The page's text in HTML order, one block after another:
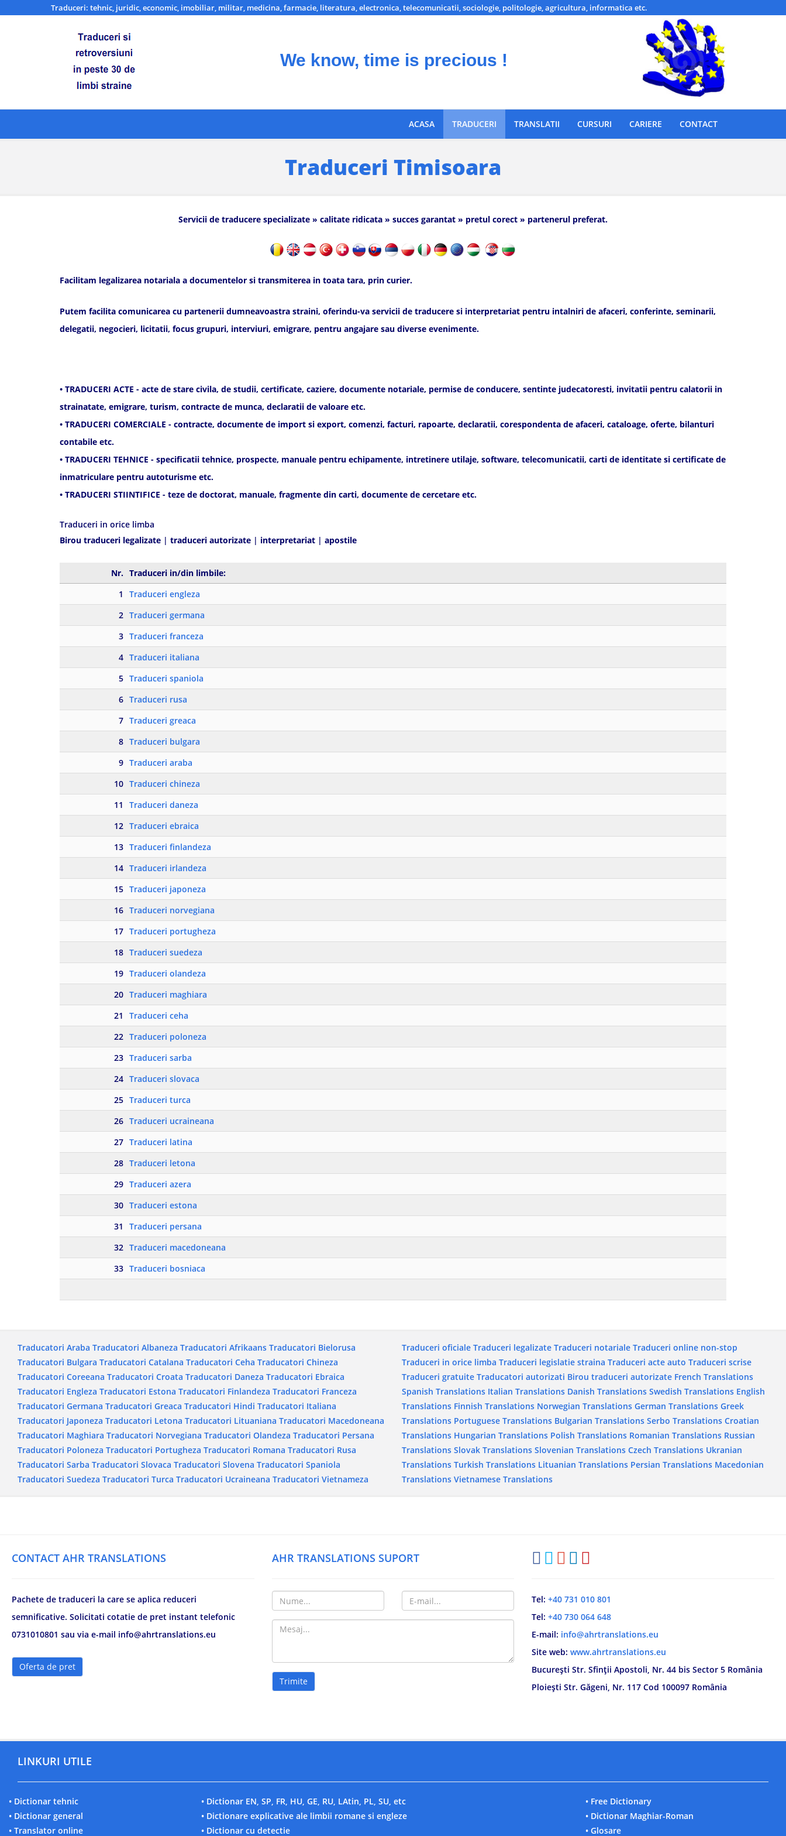
Traduceri: tehnic, juridic, economic, imobiliar, militar, medicina, farmacie, literatura, electronica, telecomunicatii, sociologie, politologie, agricultura, informatica etc.
We know, time is precious !
ACASA TRADUCERI TRANSLATII CURSURI CARIERE CONTACT
Traduceri Timisoara
Servicii de traducere specializate » calitate ridicata » succes garantat » pretul corect » partenerul preferat.
Facilitam legalizarea notariala a documentelor si transmiterea in toata tara, prin curier.
Putem facilita comunicarea cu partenerii dumneavoastra straini, oferindu-va servicii de traducere si interpretariat pentru intalniri de afaceri, conferinte, seminarii,
delegatii, negocieri, licitatii, focus grupuri, interviuri, emigrare, pentru angajare sau diverse evenimente.
• TRADUCERI ACTE - acte de stare civila, de studii, certificate, caziere, documente notariale, permise de conducere, sentinte judecatoresti, invitatii pentru calatorii in
strainatate, emigrare, turism, contracte de munca, declaratii de valoare etc.
• TRADUCERI COMERCIALE - contracte, documente de import si export, comenzi, facturi, rapoarte, declaratii, corespondenta de afaceri, cataloage, oferte, bilanturi
contabile etc.
• TRADUCERI TEHNICE - specificatii tehnice, prospecte, manuale pentru echipamente, intretinere utilaje, software, telecomunicatii, carti de identitate si certificate de
inmatriculare pentru autoturisme etc.
• TRADUCERI STIINTIFICE - teze de doctorat, manuale, fragmente din carti, documente de cercetare etc.
Traduceri in orice limba
Birou traduceri legalizate | traduceri autorizate | interpretariat | apostile
Nr. Traduceri in/din limbile:
1
Traduceri engleza
2 Traduceri germana
3 Traduceri franceza
4 Traduceri italiana
5 Traduceri spaniola
6 Traduceri rusa
7 Traduceri greaca
8 Traduceri bulgara
9 Traduceri araba
10 Traduceri chineza
11
Traduceri daneza
12 Traduceri ebraica
13 Traduceri finlandeza
14 Traduceri irlandeza
15 Traduceri japoneza
16 Traduceri norvegiana
17 Traduceri portugheza
18 Traduceri suedeza
19 Traduceri olandeza
20 Traduceri maghiara
21
Traduceri ceha
22 Traduceri poloneza
23 Traduceri sarba
24 Traduceri slovaca
25 Traduceri turca
26 Traduceri ucraineana
27 Traduceri latina
28 Traduceri letona
29 Traduceri azera
30 Traduceri estona
31
Traduceri persana
32 Traduceri macedoneana
33 Traduceri bosniaca
Traducatori Araba Traducatori Albaneza Traducatori Afrikaans Traducatori Bielorusa
Traducatori Bulgara Traducatori Catalana Traducatori Ceha Traducatori Chineza
Traducatori Coreeana Traducatori Croata Traducatori Daneza Traducatori Ebraica
Traducatori Engleza Traducatori Estona Traducatori Finlandeza Traducatori Franceza
Traducatori Germana Traducatori Greaca Traducatori Hindi Traducatori Italiana
Traducatori Japoneza Traducatori Letona Traducatori Lituaniana Traducatori Macedoneana
Traducatori Maghiara Traducatori Norvegiana Traducatori Olandeza Traducatori Persana
Traducatori Poloneza Traducatori Portugheza Traducatori Romana Traducatori Rusa
Traducatori Sarba Traducatori Slovaca Traducatori Slovena Traducatori Spaniola
Traducatori Suedeza Traducatori Turca Traducatori Ucraineana Traducatori Vietnameza
Traduceri oficiale Traduceri legalizate Traduceri notariale Traduceri online non-stop
Traduceri in orice limba Traduceri legislatie straina Traduceri acte auto Traduceri scrise
Traduceri gratuite Traducatori autorizati Birou traduceri autorizate French Translations
Spanish Translations Italian Translations Danish Translations Swedish Translations English
Translations Finnish Translations Norwegian Translations German Translations Greek
Translations Portuguese Translations Bulgarian Translations Serbo Translations Croatian
Translations Hungarian Translations Polish Translations Romanian Translations Russian
Translations Slovak Translations Slovenian Translations Czech Translations Ukranian
Translations Turkish Translations Lituanian Translations Persian Translations Macedonian
Translations Vietnamese Translations
CONTACT AHR TRANSLATIONS
Pachete de traduceri la care se aplica reduceri
semnificative. Solicitati cotatie de pret instant telefonic
0731010801 sau via e-mail info@ahrtranslations.eu
Oferta de pret
AHR TRANSLATIONS SUPORT
Tel:+40 731 010 801
Tel:+40 730 064 648
E-mail: info@ahrtranslations.eu
Site web:www.ahrtranslations.eu
București Str. Sfinții Apostoli, Nr. 44 bis Sector 5 România
Ploiești Str. Găgeni, Nr. 117 Cod 100097 România
LINKURI UTILE
• Dictionar tehnic
• Dictionar general
• Translator online
• Dictionar EN, SP, FR, HU, GE, RU, LAtin, PL, SU, etc
• Dictionare explicative ale limbii romane si engleze
• Dictionar cu detectie
• Free Dictionary
• Dictionar Maghiar-Roman
• Glosare